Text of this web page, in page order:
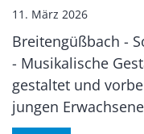
11. März 2026
Breitengüßbach -
- Musikalische
gestaltet und
jungen